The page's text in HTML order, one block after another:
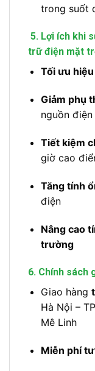
trong suốt
5. Lợi ích khi
trữ điện mặt
Tối ưu
Giảm phụ
nguồn
Tiết kiệm
giờ cao
Tăng tính
điện
Nâng cao
trường
6. Chính sách
Giao hàng
Hà Nội –
Mê Linh
Miễn phí